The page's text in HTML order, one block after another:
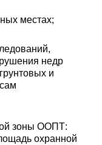
местах;
недр
и
зоны ООПТ:
охранной